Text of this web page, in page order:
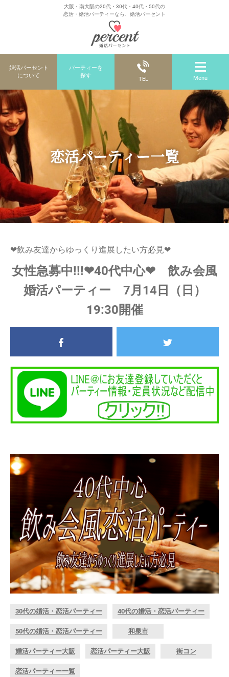
大阪・南大阪の20代・30代・40代・50代の
恋活・婚活パーティーなら、婚活パーセント
婚活パーセント
について
パーティーを
探す
TEL Menu
恋活パーティー一覧
❤飲み友達からゆっくり進展したい方必見❤
女性急募中!!!❤40代中心❤ 飲み会風
婚活パーティー 7月14日（日）
19:30開催
30代の婚活・恋活パーティー 40代の婚活・恋活パーティー
50代の婚活・恋活パーティー 和泉市
婚活パーティー大阪 恋活パーティー大阪 街コン
恋活パーティー一覧